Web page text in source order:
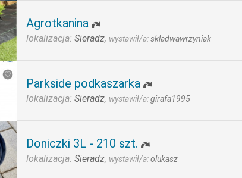
Agrotkanina
lokalizacja: Sieradz, wystawił/a:skladwawrzyniak
Parkside podkaszarka
lokalizacja: Sieradz, wystawił/a:girafa1995
Doniczki 3L - 210 szt.
lokalizacja: Sieradz, wystawił/a:olukasz